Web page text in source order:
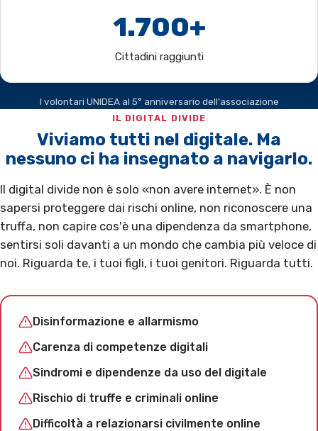
1.700+
Cittadini raggiunti
I volontari UNIDEA al 5° anniversario dell'associazione
IL DIGITAL DIVIDE
Viviamo tutti nel digitale. Ma
nessuno ci ha insegnato a navigarlo.
Il digital divide non è solo «non avere internet». È non
sapersi proteggere dai rischi online, non riconoscere una
truffa, non capire cos'è una dipendenza da smartphone,
sentirsi soli davanti a un mondo che cambia più veloce di
noi. Riguarda te, i tuoi figli, i tuoi genitori. Riguarda tutti.
Disinformazione e allarmismo
Carenza di competenze digitali
Sindromi e dipendenze da uso del digitale
Rischio di truffe e criminali online
Difficoltà a relazionarsi civilmente online